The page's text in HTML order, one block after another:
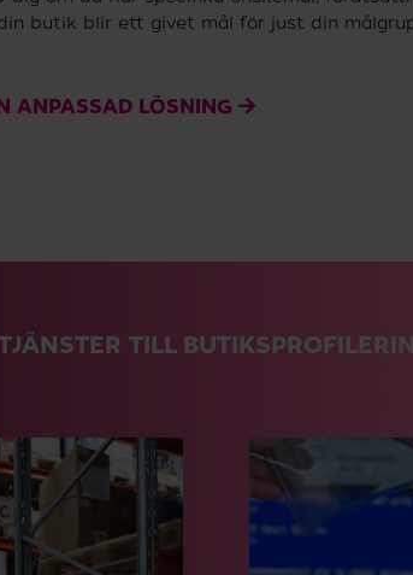
butik blir ett givet mål för just din
ANPASSAD LÖSNING
TILL